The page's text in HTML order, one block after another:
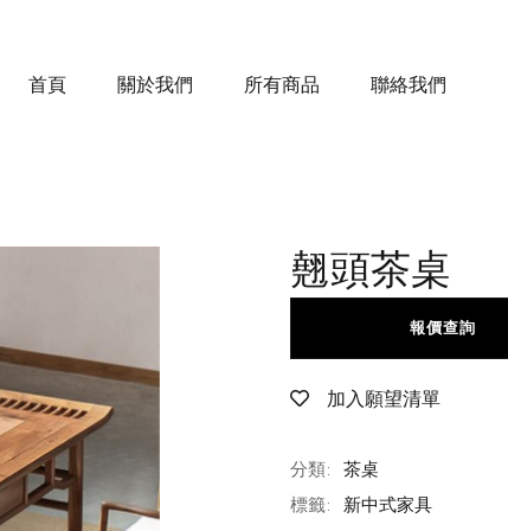
首頁 關於我們 所有商品 聯絡我們
翹頭茶桌
加入願望清單
報價查詢
分類: 茶桌
標籤: 新中式家具